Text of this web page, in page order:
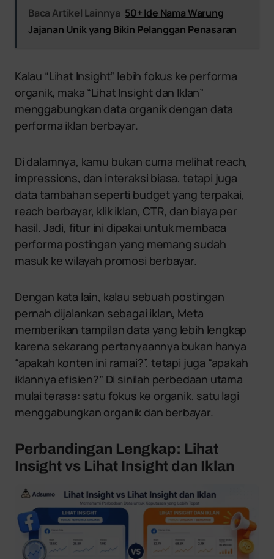
Baca Artikel Lainnya 50+ Ide Nama Warung
Jajanan Unik yang Bikin Pelanggan Penasaran
Kalau “Lihat Insight” lebih fokus ke performa
organik, maka “Lihat Insight dan Iklan”
menggabungkan data organik dengan data
performa iklan berbayar.
Di dalamnya, kamu bukan cuma melihat reach,
impressions, dan interaksi biasa, tetapi juga
data tambahan seperti budget yang terpakai,
reach berbayar, klik iklan, CTR, dan biaya per
hasil. Jadi, fitur ini dipakai untuk membaca
performa postingan yang memang sudah
masuk ke wilayah promosi berbayar.
Dengan kata lain, kalau sebuah postingan
pernah dijalankan sebagai iklan, Meta
memberikan tampilan data yang lebih lengkap
karena sekarang pertanyaannya bukan hanya
“apakah konten ini ramai?”, tetapi juga “apakah
iklannya efisien?” Di sinilah perbedaan utama
mulai terasa: satu fokus ke organik, satu lagi
menggabungkan organik dan berbayar.
Perbandingan Lengkap: Lihat
Insight vs Lihat Insight dan Iklan